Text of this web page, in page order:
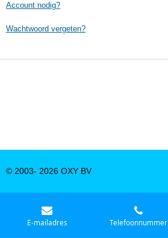
Account nodig?
Wachtwoord vergeten?
© 2003- 2026 OXY BV
E-mailadres Telefoonnummer